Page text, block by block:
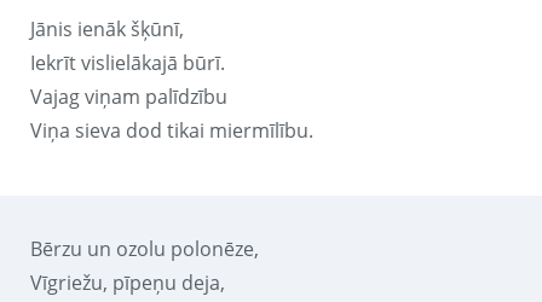
Jānis ienāk šķūnī,
Iekrīt vislielākajā būrī.
Vajag viņam palīdzību
Viņa sieva dod tikai miermīlību.
Bērzu un ozolu polonēze,
Vīgriežu, pīpeņu deja,